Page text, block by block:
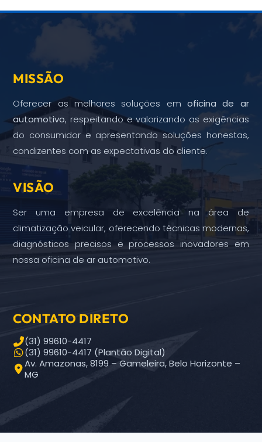
MISSÃO
Oferecer as melhores soluções em oficina de ar
automotivo, respeitando e valorizando as exigências
do consumidor e apresentando soluções honestas,
condizentes com as expectativas do cliente.
VISÃO
Ser uma empresa de excelência na área de
climatização veicular, oferecendo técnicas modernas,
diagnósticos precisos e processos inovadores em
nossa oficina de ar automotivo.
CONTATO DIRETO
(31) 99610-4417
(31) 99610-4417 (Plantão Digital)
Av. Amazonas, 8199 – Gameleira, Belo Horizonte –
MG